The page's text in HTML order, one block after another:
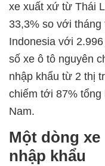
xe xuất xứ từ Thái
33,3% so với
Indonesia với
số xe ô tô nguyên
nhập khẩu từ 2 thị
chiếm tới 87%
Nam.
Một dòng
nhập khẩu